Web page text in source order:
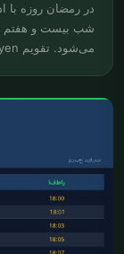
در رمضان روزه با
شب بیست و هفتم
می‌شود. تقویم Mayen روزانه به‌روز می‌شود.